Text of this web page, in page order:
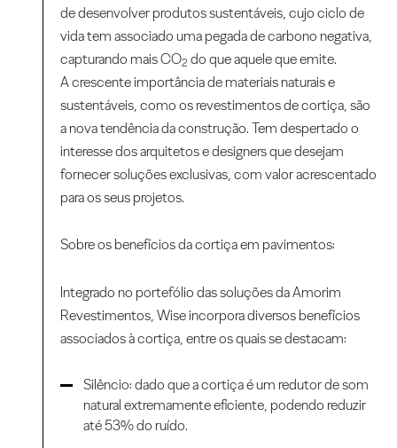
de desenvolver produtos sustentáveis, cujo ciclo de
vida tem associado uma pegada de carbono negativa,
capturando mais CO2 do que aquele que emite.
A crescente importância de materiais naturais e
sustentáveis, como os revestimentos de cortiça, são
a nova tendência da construção. Tem despertado o
interesse dos arquitetos e designers que desejam
fornecer soluções exclusivas, com valor acrescentado
para os seus projetos.
Sobre os benefícios da cortiça em pavimentos:
Integrado no portefólio das soluções da Amorim
Revestimentos, Wise incorpora diversos benefícios
associados à cortiça, entre os quais se destacam:
Silêncio: dado que a cortiça é um redutor de som
natural extremamente eficiente, podendo reduzir
até 53% do ruído.